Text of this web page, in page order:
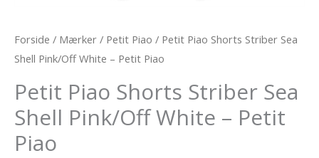
Forside / Mærker / Petit Piao / Petit Piao Shorts Striber Sea
Shell Pink/Off White – Petit Piao
Petit Piao Shorts Striber Sea
Shell Pink/Off White – Petit
Piao